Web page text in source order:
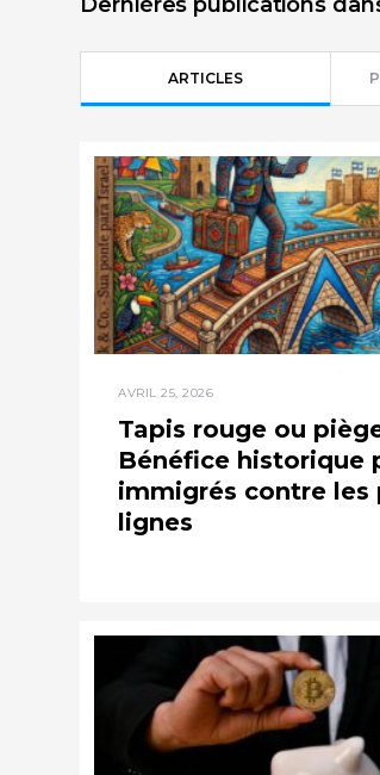
ARTICLES
AVRIL 25, 2026
Tapis rouge ou
Bénéfice historique
immigrés contre les
lignes